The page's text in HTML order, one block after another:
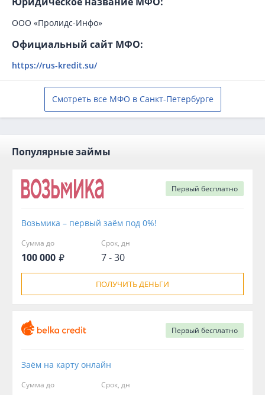
ООО «Пролидс-Инфо»
Официальный сайт МФО:
https://rus-kredit.su/
Смотреть все МФО в Санкт-Петербурге
Популярные займы
Первый бесплатно
Возьмика – первый заём под 0%!
Сумма до
100 000
Срок, дн
7 - 30
ПОЛУЧИТЬ ДЕНЬГИ
Первый бесплатно
Заём на карту онлайн
Сумма до Срок, дн